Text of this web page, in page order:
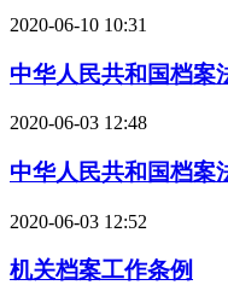
2020-06-10 10:31
中华人民共和国档案
2020-06-03 12:48
中华人民共和国档案
2020-06-03 12:52
机关档案工作条例